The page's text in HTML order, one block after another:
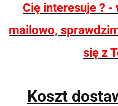
Cię interesuje ?
mailowo,
się z
Koszt